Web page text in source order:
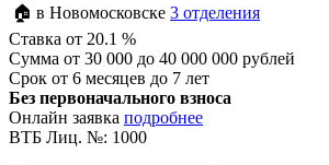
🏠 в Новомосковске 3 отделения
Ставка от 20.1 %
Сумма от 30 000 до 40 000 000 рублей
Срок от 6 месяцев до 7 лет
Без первоначального взноса
Онлайн заявка подробнее
ВТБ Лиц. №: 1000